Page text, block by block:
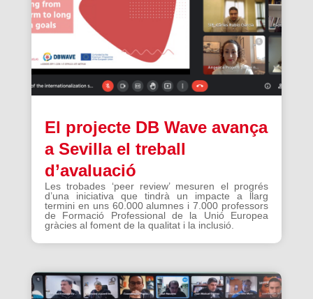
El projecte DB Wave avança
a Sevilla el treball
d’avaluació
Les trobades ‘peer review’ mesuren el progrés
d’una iniciativa que tindrà un impacte a llarg
termini en uns 60.000 alumnes i 7.000 professors
de Formació Professional de la Unió Europea
gràcies al foment de la qualitat i la inclusió.